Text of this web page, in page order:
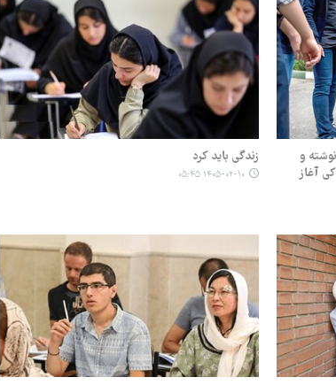
و
آغاز
زندگی باید کرد
۱۴۰۵-۰۲-۱۰ ۰۵:۴۵